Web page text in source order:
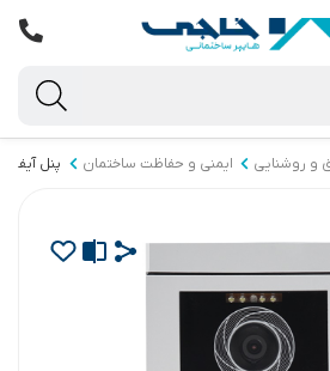
و روشنایی ایمنی و حفاظت ساختمان پنل